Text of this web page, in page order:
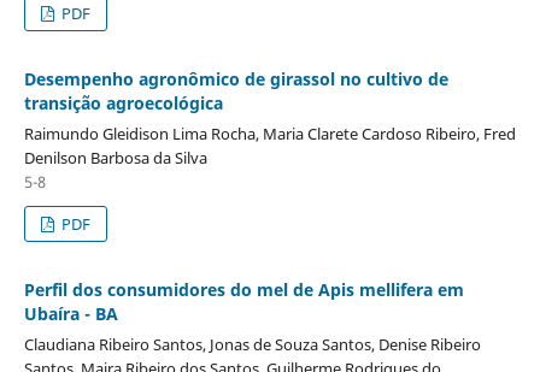
PDF
Desempenho agronômico de girassol no cultivo de
transição agroecológica
Raimundo Gleidison Lima Rocha, Maria Clarete Cardoso Ribeiro, Fred
Denilson Barbosa da Silva
5-8
PDF
Perfil dos consumidores do mel de Apis mellifera em
Ubaíra - BA
Claudiana Ribeiro Santos, Jonas de Souza Santos, Denise Ribeiro